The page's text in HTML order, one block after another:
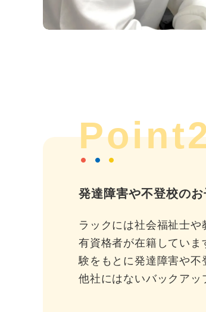
発達障害や不登校の
ラックには社会福祉士
有資格者が在籍していま
験をもとに発達障害や不
他社にはないバックアッ